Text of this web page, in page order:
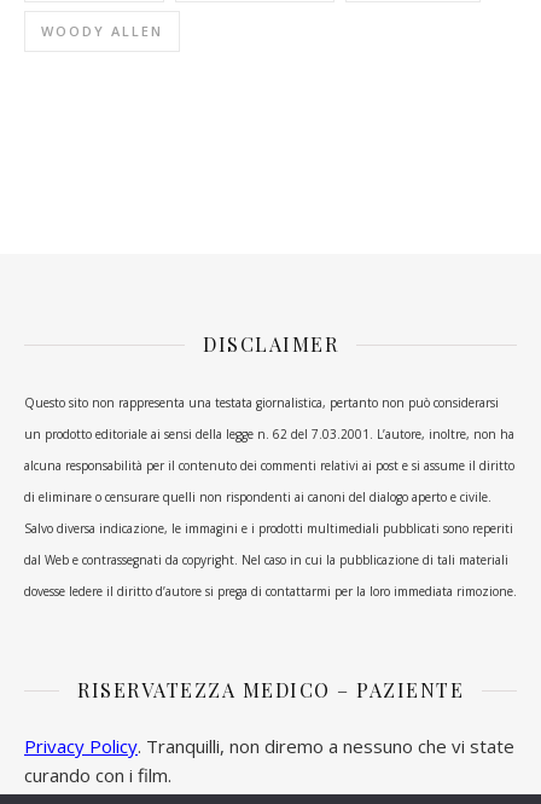
WOODY ALLEN
DISCLAIMER
Questo sito non rappresenta una testata giornalistica, pertanto non può considerarsi
un prodotto editoriale ai sensi della legge n. 62 del 7.03.2001. L’autore, inoltre, non ha
alcuna responsabilità per il contenuto dei commenti relativi ai post e si assume il diritto
di eliminare o censurare quelli non rispondenti ai canoni del dialogo aperto e civile.
Salvo diversa indicazione, le immagini e i prodotti multimediali pubblicati sono reperiti
dal Web e contrassegnati da copyright. Nel caso in cui la pubblicazione di tali materiali
dovesse ledere il diritto d’autore si prega di contattarmi per la loro immediata rimozione.
RISERVATEZZA MEDICO – PAZIENTE
Privacy Policy. Tranquilli, non diremo a nessuno che vi state
curando con i film.